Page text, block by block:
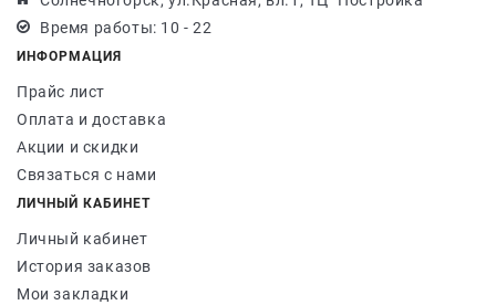
Время работы: 10 - 22
ИНФОРМАЦИЯ
Прайс лист
Оплата и доставка
Акции и скидки
Связаться с нами
ЛИЧНЫЙ КАБИНЕТ
Личный кабинет
История заказов
Мои закладки